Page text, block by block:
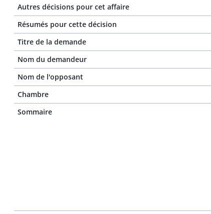
Autres décisions pour cet affaire
Résumés pour cette décision
Titre de la demande
Nom du demandeur
Nom de l'opposant
Chambre
Sommaire